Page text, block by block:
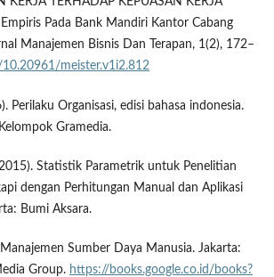
Pada Bank Mandiri Kantor Cabang
Manajemen Bisnis Dan Terapan, 1(2), 172–
meister.v1i2.812
Perilaku Organisasi, edisi bahasa indonesia.
Gramedia.
Statistik Parametrik untuk Penelitian
dengan Perhitungan Manual dan Aplikasi
Bumi Aksara.
Sumber Daya Manusia. Jakarta:
Group. https://books.google.co.id/books?